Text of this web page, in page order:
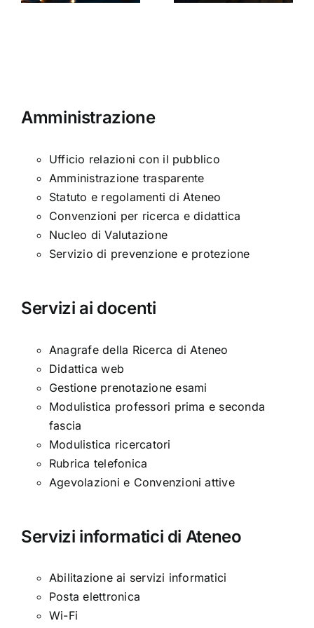
Amministrazione
Ufficio relazioni con il pubblico
Amministrazione trasparente
Statuto e regolamenti di Ateneo
Convenzioni per ricerca e didattica
Nucleo di Valutazione
Servizio di prevenzione e protezione
Servizi ai docenti
Anagrafe della Ricerca di Ateneo
Didattica web
Gestione prenotazione esami
Modulistica professori prima e seconda
fascia
Modulistica ricercatori
Rubrica telefonica
Agevolazioni e Convenzioni attive
Servizi informatici di Ateneo
Abilitazione ai servizi informatici
Posta elettronica
Wi-Fi